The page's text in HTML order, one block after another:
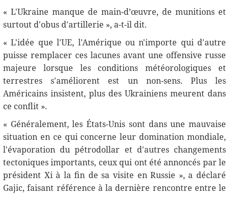
« L'Ukraine manque de main-d’œuvre, de munitions et
surtout d'obus d'artillerie », a-t-il dit.
« L'idée que l'UE, l'Amérique ou n'importe qui d'autre
puisse remplacer ces lacunes avant une offensive russe
majeure lorsque les conditions météorologiques et
terrestres s'améliorent est un non-sens. Plus les
Américains insistent, plus des Ukrainiens meurent dans
ce conflit ».
« Généralement, les États-Unis sont dans une mauvaise
situation en ce qui concerne leur domination mondiale,
l'évaporation du pétrodollar et d'autres changements
tectoniques importants, ceux qui ont été annoncés par le
président Xi à la fin de sa visite en Russie », a déclaré
Gajiс, faisant référence à la dernière rencontre entre le